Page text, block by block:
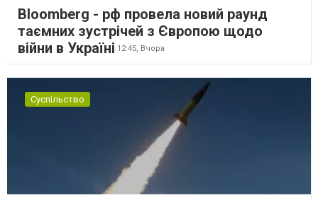
Bloomberg - рф провела новий раунд
таємних зустрічей з Європою щодо
війни в Україні 12:45, Вчора
Суспільство